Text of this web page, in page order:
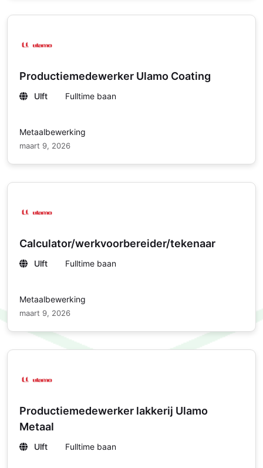
Productiemedewerker Ulamo Coating
Ulft Fulltime baan
Metaalbewerking
maart 9, 2026
Calculator/werkvoorbereider/tekenaar
Ulft Fulltime baan
Metaalbewerking
maart 9, 2026
Productiemedewerker lakkerij Ulamo
Metaal
Ulft Fulltime baan